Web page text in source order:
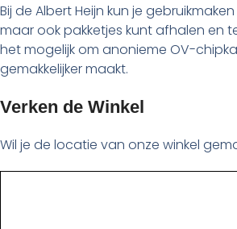
Bij de Albert Heijn kun je
maar ook pakketjes kunt afhalen en
het mogelijk om anonieme OV-
gemakkelijker maakt.
Verken de Winkel
Wil je de locatie van onze winkel